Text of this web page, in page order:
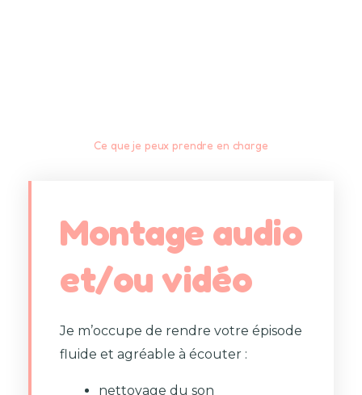
Ce que je peux prendre en charge
Montage audio
et/ou vidéo
Je m’occupe de rendre votre épisode
fluide et agréable à écouter :
nettoyage du son